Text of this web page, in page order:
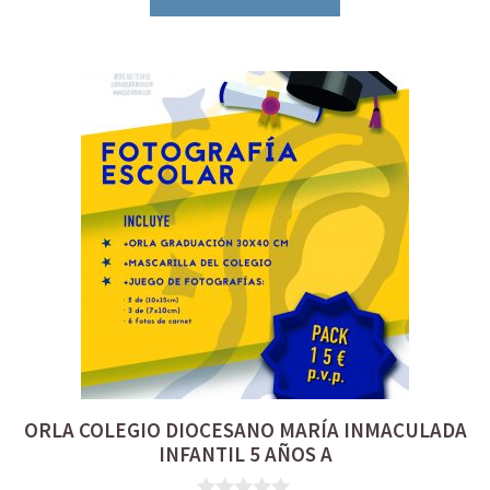
ORLA COLEGIO DIOCESANO MARÍA INMACULADA
INFANTIL 5 AÑOS A